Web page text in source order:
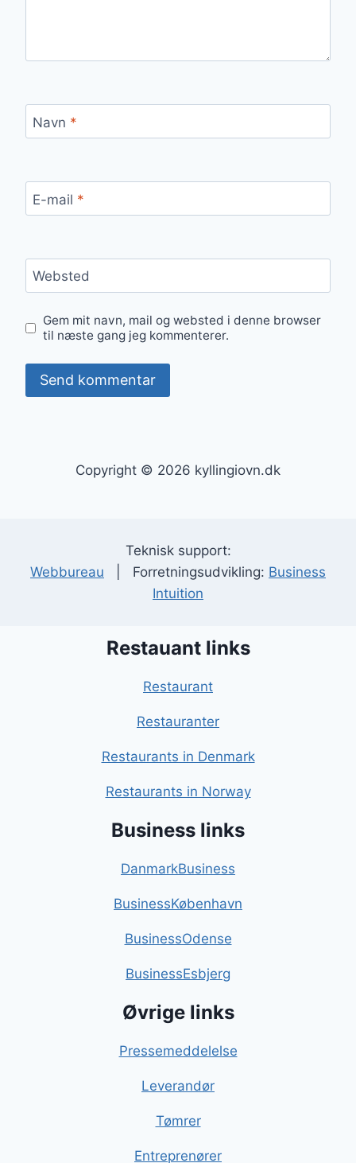
Navn *
E-mail *
Websted
Gem mit navn, mail og websted i denne browser
til næste gang jeg kommenterer.
Copyright © 2026 kyllingiovn.dk
Teknisk support:
Webbureau | Forretningsudvikling: Business
Intuition
Restauant links
Restaurant
Restauranter
Restaurants in Denmark
Restaurants in Norway
Business links
DanmarkBusiness
BusinessKøbenhavn
BusinessOdense
BusinessEsbjerg
Øvrige links
Pressemeddelelse
Leverandør
Tømrer
Entreprenører